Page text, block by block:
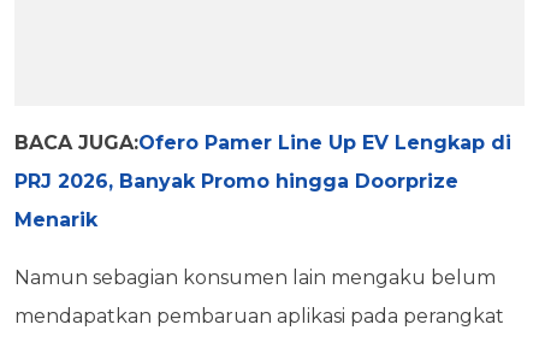
BACA JUGA:Ofero Pamer Line Up EV Lengkap di
PRJ 2026, Banyak Promo hingga Doorprize
Menarik
Namun sebagian konsumen lain mengaku belum
mendapatkan pembaruan aplikasi pada perangkat